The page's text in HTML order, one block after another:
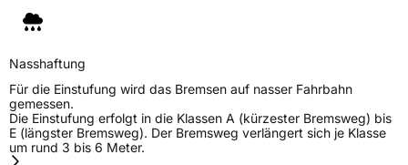
Nasshaftung
Für die Einstufung wird das Bremsen auf nasser Fahrbahn
gemessen.
Die Einstufung erfolgt in die Klassen A (kürzester Bremsweg) bis
E (längster Bremsweg). Der Bremsweg verlängert sich je Klasse
um rund 3 bis 6 Meter.